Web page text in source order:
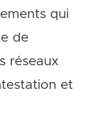
qui
de
réseaux
et